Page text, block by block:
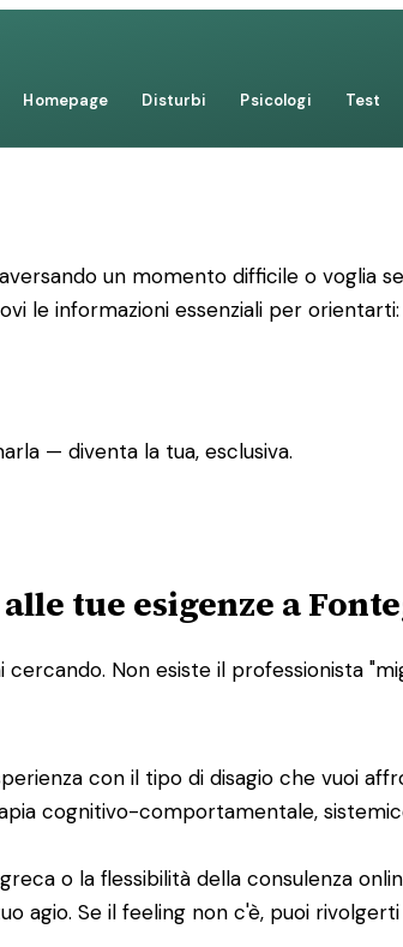
Homepage Disturbi Psicologi Test
un momento difficile o voglia
le informazioni essenziali per
— diventa la tua, esclusiva.
tue esigenze a
Non esiste il professionista
con il tipo di disagio che vuoi
cognitivo-comportamentale,
o la flessibilità della consulenza
agio. Se il feeling non c'è, puoi